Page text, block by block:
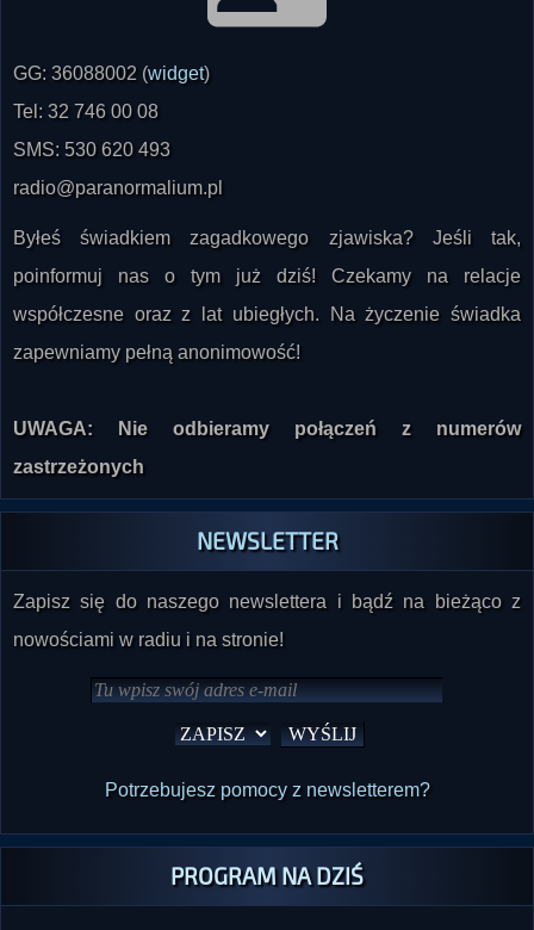
)
Tel: 32 746 00 08
SMS: 530 620 493
radio@paranormalium.pl
Byłeś świadkiem zagadkowego zjawiska? Jeśli tak,
poinformuj nas o tym już dziś! Czekamy na relacje
współczesne oraz z lat ubiegłych. Na życzenie świadka
zapewniamy pełną anonimowość!
zastrzeżonych
NEWSLETTER
Zapisz się do naszego newslettera i bądź na bieżąco z
nowościami w radiu i na stronie!
Potrzebujesz pomocy z newsletterem?
PROGRAM NA DZIŚ
Na dzisiejszy dzień nie są zaplanowane żadne audycje